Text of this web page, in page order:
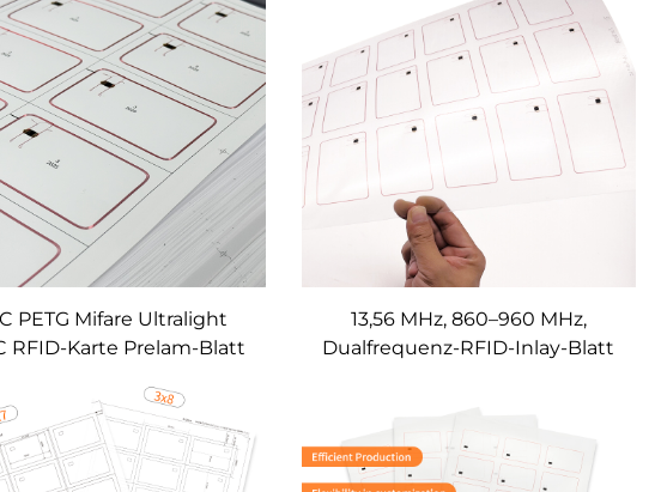
PETG Mifare Ultralight
RFID-Karte Prelam-Blatt
13,56 MHz, 860–960 MHz,
Dualfrequenz-RFID-Inlay-Blatt